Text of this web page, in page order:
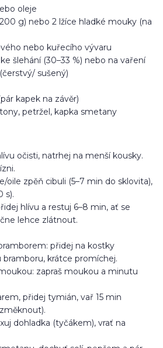
oleje
g) nebo 2 lžíce hladké mouky (na
nebo kuřecího vývaru
šlehání (30–33 %) nebo na vaření
sušený)
kapek na závěr)
petržel, kapka smetany
očisti, natrhej na menší kousky.
oile zpěň cibuli (5–7 min do sklovita),
s).
hlívu a restuj 6–8 min, ať se
lehce zlátnout.
přidej na kostky
bramboru, krátce promíchej.
zapraš moukou a minutu
přidej tymián, vař 15 min
dohladka (tyčákem), vrať na